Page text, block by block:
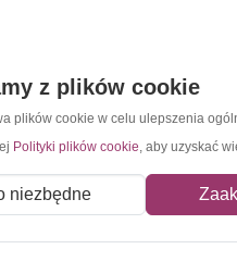
Napisz do nas Zapisz
z plików cookie
plików cookie w celu ulepszenia
Polityki plików cookie, aby uzyskać
niezbędne